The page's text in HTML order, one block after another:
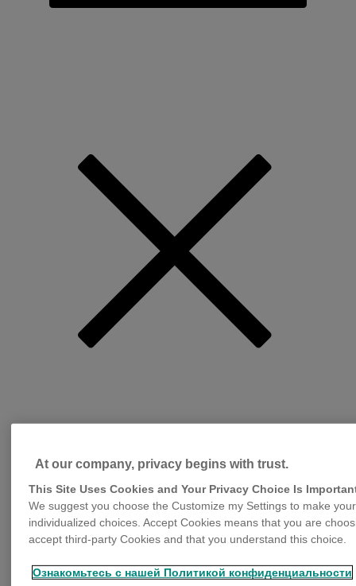
Bravecto® 365: 1 inyección, 1 año de
protección
Bravecto® Masticable: tabletas fáciles de usar
Bravecto® 1M: 37 días de protección con 1
dosis
Bravecto® 1M Triple: protección contra
parásitos externos e internos
Productos para gatos
At our company, privacy begins with trust.
This Site Uses Cookies and Your Privacy Choice Is
We suggest you choose the Customize my Settings to make your
individualized choices. Accept Cookies means that you are
accept third-party Cookies and that you understand this choice.
Ознакомьтесь с нашей Политикой конфиденциальности